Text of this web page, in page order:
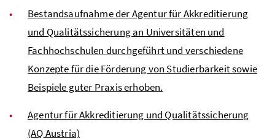
Bestandsaufnahme der Agentur für Akkreditierung
und Qualitätssicherung an Universitäten und
Fachhochschulen durchgeführt und verschiedene
Konzepte für die Förderung von Studierbarkeit sowie
Beispiele guter Praxis erhoben.
Agentur für Akkreditierung und Qualitätssicherung
(AQAustria)